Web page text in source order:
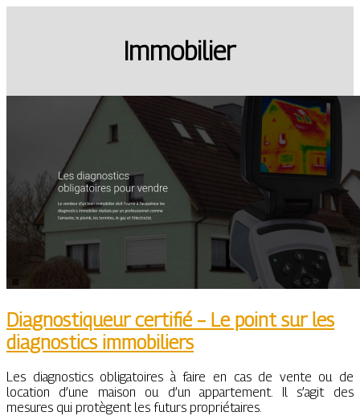
Immobilier
Diagnostiqueur certifié – Le point sur les
diagnostics immobiliers
Les diagnostics obligatoires à faire en cas de vente ou de
location d’une maison ou d’un appartement. Il s’agit des
mesures qui protègent les futurs propriétaires.